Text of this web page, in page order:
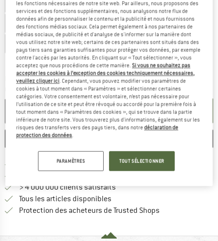
EU37 EU37,5 EU38 EU38,5 EU39
EU40 EU40,5 EU41 EU42 EU42,5
EU43
Guide des tailles
Délai de livraison: 3-5 jours ouvrablesLe lien s'ouvre dans une boîte
Quantité:
AJOUTER AU PANIER
ENREGISTRER
Livraison gratuite dès 69 € (FR)Trouve les infos sur la
> 4 000 000 clients satisfaits
Tous les articles disponibles
Protection des acheteurs de Trusted Shops
les fonctions nécessaires de notre site web. Par ailleurs, nous proposons des
services et des fonctions supplémentaires, nous analysons notre flux de
données afin de personnaliser le contenu et la publicité et nous fournissons
des fonctions médias sociaux. Cela permet également à nos partenaires de
médias sociaux, de publicité et d'analyse de s'informer sur la manière dont
vous utilisez notre site web; certains de ces partenaires sont situés dans des
pays tiers sans garanties suffisantes pour protéger vos données, par exemple
contre l'accès par les autorités. En cliquant sur « Tout sélectionner », vous
acceptez que nous procédions de cette manière.Si vous ne souhaitez pas
accepter les cookies à l’exception des cookies techniquement nécessaires,
veuillez cliquer ici. Cependant, vous pouvez modifier vos paramètres de
cookies à tout moment dans « Paramètres » et sélectionner certaines
catégories. Votre consentement est volontaire, n’est pas nécessaire pour
l’utilisation de ce site et peut être révoqué ou accordé pour la première fois à
tout moment dans « Paramètres des cookies », qui se trouve dans la partie
inférieure de notre site. Vous trouverez plus d'informations, également sur les
risques des transferts vers des pays tiers, dans notredéclaration de
protection des données.
PARAMÈTRES TOUT SÉLECTIONNER